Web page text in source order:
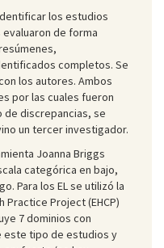
los estudios
de forma
completos. Se
los autores. Ambos
por las cuales fueron
de discrepancias, se
un tercer investigador.
Joanna Briggs
categórica en bajo,
Para los EL se utilizó la
Project (EHCP)
7 dominios con
este tipo de estudios y